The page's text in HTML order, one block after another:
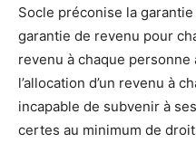
Socle préconise la
garantie de revenu pour
revenu à chaque
l’allocation d’un revenu à
incapable de subvenir à
certes au minimum de